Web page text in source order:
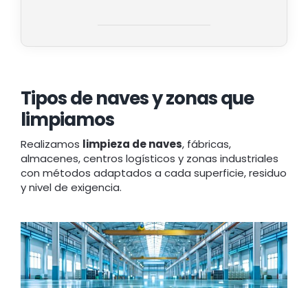
Tipos de naves y zonas que
limpiamos
Realizamos limpieza de naves, fábricas,
almacenes, centros logísticos y zonas industriales
con métodos adaptados a cada superficie, residuo
y nivel de exigencia.